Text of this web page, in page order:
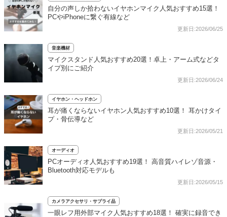
自分の声しか拾わないイヤホンマイク人気おすすめ15選！
PCやiPhoneに繋ぐ有線など
更新日:2026/06/25
音楽機材
マイクスタンド人気おすすめ20選！卓上・アーム式などタ
イプ別にご紹介
更新日:2026/06/24
イヤホン・ヘッドホン
耳が痛くならないイヤホン人気おすすめ10選！ 耳かけタイ
プ・骨伝導など
更新日:2026/05/21
オーディオ
PCオーディオ人気おすすめ19選！ 高音質ハイレゾ音源・
Bluetooth対応モデルも
更新日:2026/05/15
カメラアクセサリ・サプライ品
一眼レフ用外部マイク人気おすすめ18選！ 確実に録音でき